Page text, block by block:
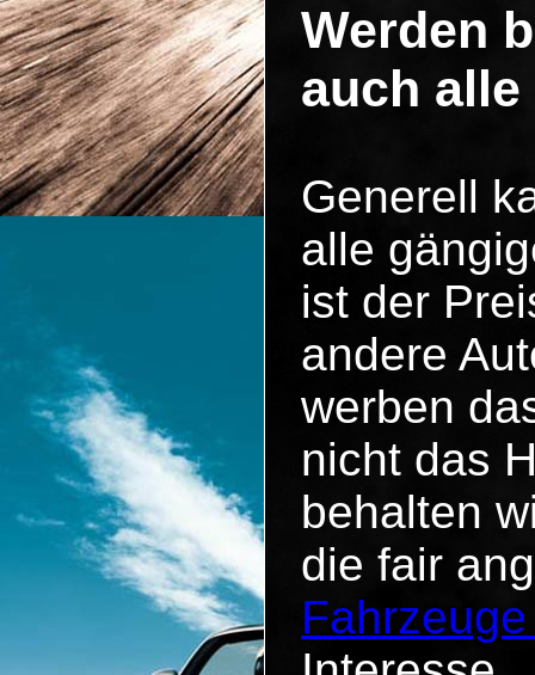
Werden
auch
Generell
alle
ist der
andere
werben
nicht das
behalten
die fair